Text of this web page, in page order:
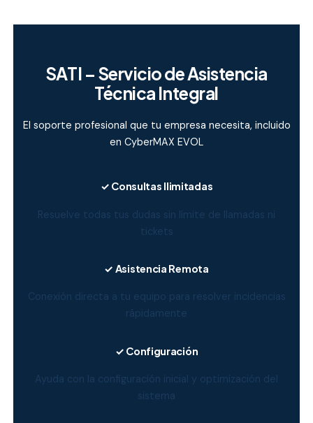
SATI – Servicio de Asistencia
Técnica Integral
El soporte profesional que tu empresa necesita, incluido
en CyberMAX EVOL
✓ Consultas Ilimitadas
Resuelve todas tus dudas sin límite de llamadas ni
tickets
✓ Asistencia Remota
Conexión directa a tu equipo para resolver incidencias
rápidamente
✓ Configuración
Ayuda con la configuración inicial y optimización del
sistema